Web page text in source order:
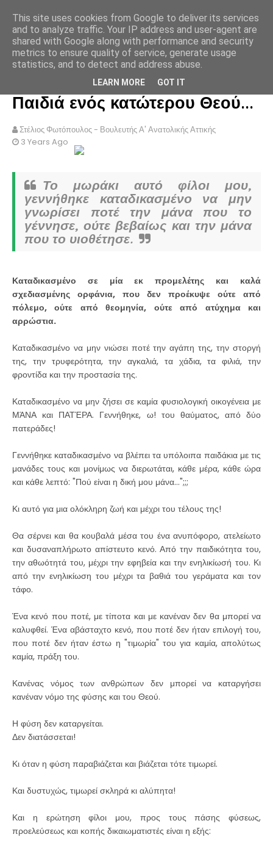
ΣΤΕΛΙΟΣ ΦΩΤΟΠΟΥΛΟΣ
Επίσημα και με την βούλα!
Παιδιά ενός κατώτερου Θεού...
Στέλιος Φωτόπουλος - Βουλευτής Α' Ανατολικής Αττικής
3 Years Ago
Το μωράκι αυτό φίλοι μου,
γεννήθηκε καταδικασμένο να μην
γνωρίσει ποτέ την μάνα που το
γέννησε, ούτε βεβαίως και την μάνα
που το υιοθέτησε.
Καταδικασμένο σε μία εκ προμελέτης και καλά
σχεδιασμένης ορφάνια, που δεν προέκυψε ούτε από
πόλεμο, ούτε από θεομηνία, ούτε από ατύχημα και
αρρώστια.
Καταδικασμένο να μην νιώσει ποτέ την αγάπη της, την στοργή
της, την τρυφερότητα, την αγκαλιά, τα χάδια, τα φιλιά, την
φροντίδα και την προστασία της.
Καταδικασμένο να μην ζήσει σε καμία φυσιολογική οικογένεια με
ΜΆΝΑ και ΠΑΤΈΡΑ. Γεννήθηκε, ω! του θαύματος, από δύο
πατεράδες!
Γεννήθηκε καταδικασμένο να βλέπει τα υπόλοιπα παιδάκια με τις
μανάδες τους και μονίμως να διερωτάται, κάθε μέρα, κάθε ώρα
και κάθε λεπτό: "Πού είναι η δική μου μάνα...";;;
Κι αυτό για μια ολόκληρη ζωή και μέχρι του τέλους της!
Θα σέρνει και θα κουβαλά μέσα του ένα ανυπόφορο, ατελείωτο
και δυσαναπλήρωτο απίστευτο κενό. Από την παιδικότητα του,
την αθωότητά του, μέχρι την εφηβεία και την ενηλικίωσή του. Κι
από την ενηλικίωση του μέχρι τα βαθιά του γεράματα και τον
τάφο.
Ένα κενό που ποτέ, με τίποτα και με κανέναν δεν θα μπορεί να
καλυφθεί. Ένα αβάσταχτο κενό, που ποτέ δεν ήταν επιλογή του,
που ποτέ δεν ήταν έστω η "τιμωρία" του για καμία, απολύτως
καμία, πράξη του.
Κανένας νόμος των ανθρώπων δεν μπορεί να καταργήσει
κανέναν νόμο της φύσης και του Θεού.
Η φύση δεν καταργείται.
Δεν διατάσσεται!
Κι όταν η φύση παραβιάζεται και βιάζεται τότε τιμωρεί.
Και δυστυχώς, τιμωρεί σκληρά κι αλύπητα!
Και η ερώτηση φίλοι μου, προς τους πάσης φύσεως,
προελεύσεως και κοπής δικαιωματιστές είναι η εξής:
This site uses cookies from Google to deliver its services
and to analyze traffic. Your IP address and user-agent are
shared with Google along with performance and security
metrics to ensure quality of service, generate usage
statistics, and to detect and address abuse.
LEARN MORE GOT IT